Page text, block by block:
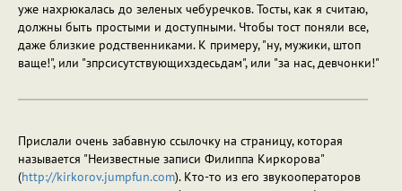
уже нахрюкалась до зеленых чебуречков. Тосты, как я считаю,
должны быть простыми и доступными. Чтобы тост поняли все,
даже близкие родственниками. К примеру, "ну, мужики, штоп
ваще!", или "зпрсисутствующихздесьдам", или "за нас, девчонки!"
Прислали очень забавную ссылочку на страницу, которая
называется "Неизвестные записи Филиппа Киркорова"
(http://kirkorov.jumpfun.com). Кто-то из его звукооператоров